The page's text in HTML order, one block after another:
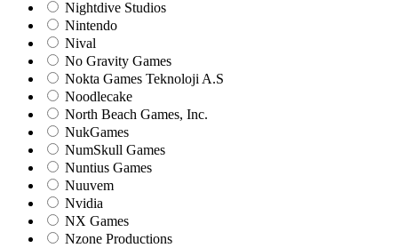
Nightdive Studios
Nintendo
Nival
No Gravity Games
Nokta Games Teknoloji A.S
Noodlecake
North Beach Games, Inc.
NukGames
NumSkull Games
Nuntius Games
Nuuvem
Nvidia
NX Games
Nzone Productions